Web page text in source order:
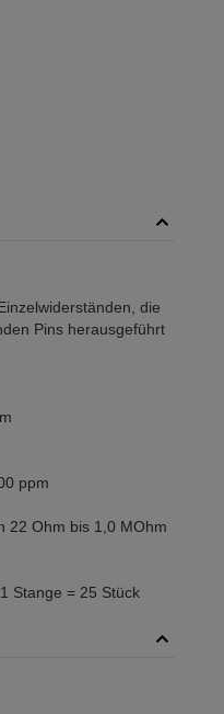
die
Pins herausgeführt
ppm
22 Ohm bis 1,0 MOhm
Stange = 25 Stück